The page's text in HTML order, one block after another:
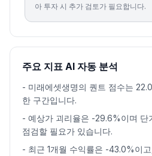
아 투자 시 추가 검토가 필요합니다.
주요 지표 AI 자동 분석
- 미래에셋생명의 퀀트 점수는
한 구간입니다.
- 예상가 괴리율은 -29.6%이며 단
점검할 필요가 있습니다.
- 최근 1개월 수익률은 -43.0%이